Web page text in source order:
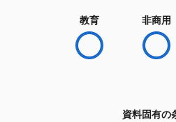
教育 非商用
資料固有の